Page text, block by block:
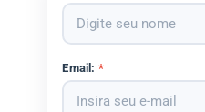
Email: *